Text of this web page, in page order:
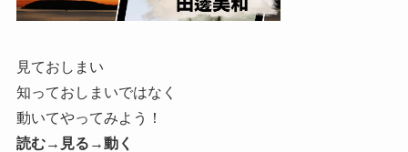
見ておしまい
知っておしまいではなく
動いてやってみよう！
読む→見る→動く